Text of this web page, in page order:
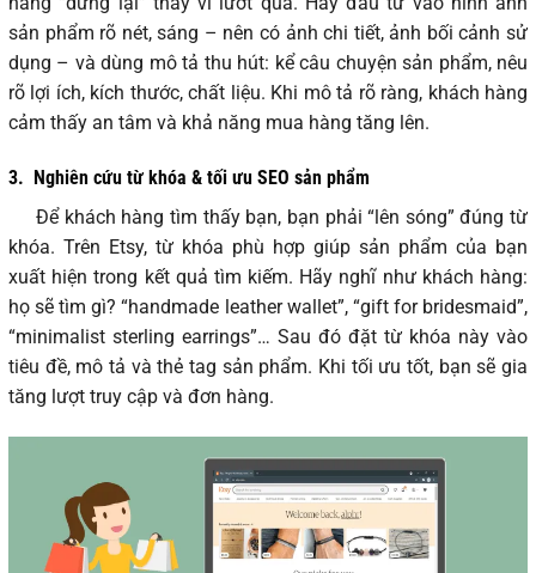
sản phẩm rõ nét, sáng – nên có ảnh chi tiết, ảnh bối cảnh sử
dụng – và dùng mô tả thu hút: kể câu chuyện sản phẩm, nêu
rõ lợi ích, kích thước, chất liệu. Khi mô tả rõ ràng, khách hàng
cảm thấy an tâm và khả năng mua hàng tăng lên.
3. Nghiên cứu từ khóa & tối ưu SEO sản phẩm
Để khách hàng tìm thấy bạn, bạn phải “lên sóng” đúng từ
khóa. Trên Etsy, từ khóa phù hợp giúp sản phẩm của bạn
xuất hiện trong kết quả tìm kiếm. Hãy nghĩ như khách hàng:
họ sẽ tìm gì? “handmade leather wallet”, “gift for bridesmaid”,
“minimalist sterling earrings”… Sau đó đặt từ khóa này vào
tiêu đề, mô tả và thẻ tag sản phẩm. Khi tối ưu tốt, bạn sẽ gia
tăng lượt truy cập và đơn hàng.